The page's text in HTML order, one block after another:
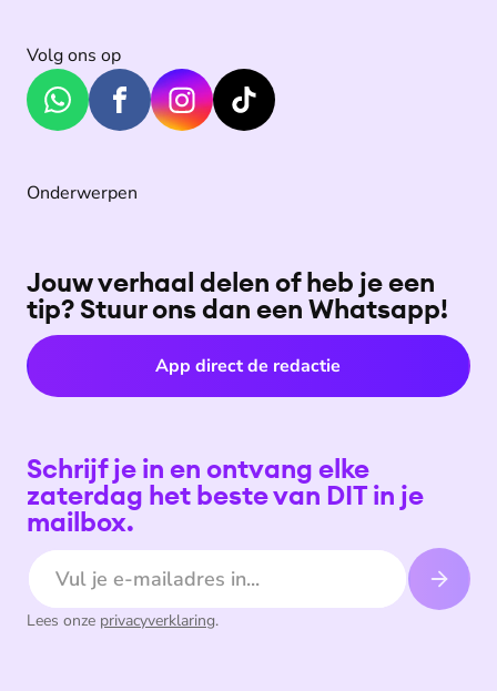
Volg ons op
Onderwerpen
Jouw verhaal delen of heb je een
tip? Stuur ons dan een Whatsapp!
App direct de redactie
Schrijf je in en ontvang elke
zaterdag het beste van DIT in je
mailbox.
E-mailadres
Lees onze privacyverklaring.